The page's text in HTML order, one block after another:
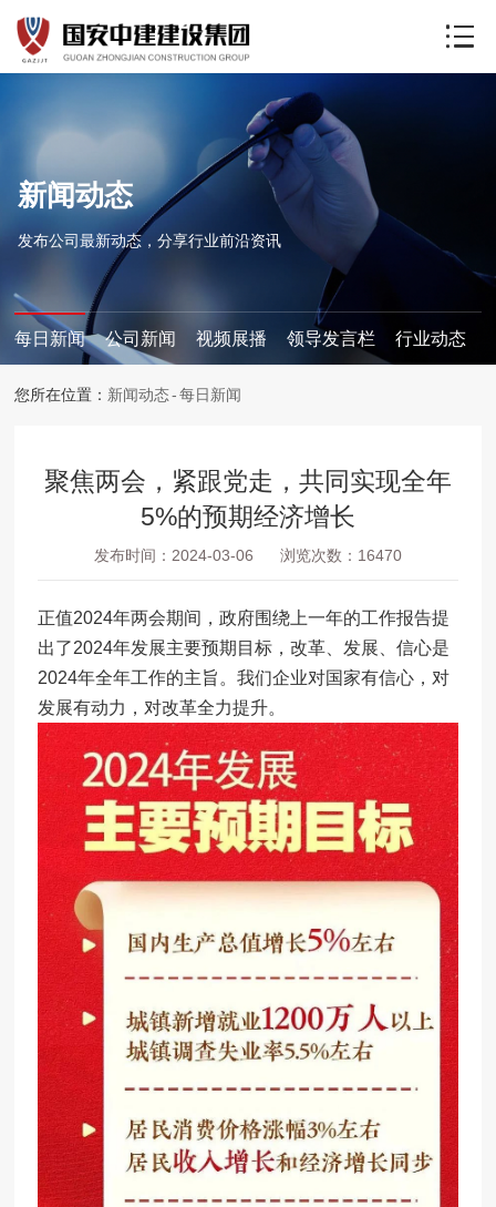
新闻动态
发布公司最新动态，分享行业前沿资讯
每日新闻 公司新闻 视频展播 领导发言栏 行业动态
您所在位置： 新闻动态 每日新闻
聚焦两会，紧跟党走，共同实现全年
5%的预期经济增长
发布时间：2024-03-06 浏览次数：16470
正值2024年两会期间，政府围绕上一年的工作报告提
出了2024年发展主要预期目标，改革、发展、信心是
2024年全年工作的主旨。我们企业对国家有信心，对
发展有动力，对改革全力提升。